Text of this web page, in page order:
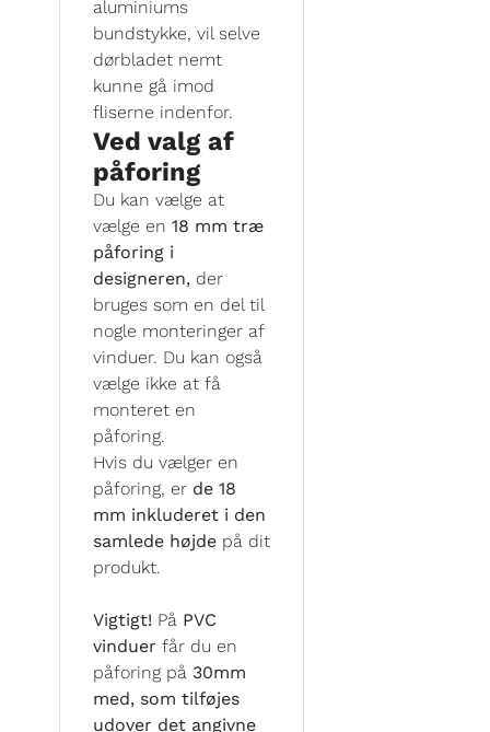
aluminiums
bundstykke, vil selve
dørbladet nemt
kunne gå imod
fliserne indenfor.
Ved valg af
påforing
Du kan vælge at
vælge en 18 mm træ
påforing i
designeren, der
bruges som en del til
nogle monteringer af
vinduer. Du kan også
vælge ikke at få
monteret en
påforing.
Hvis du vælger en
påforing, er de 18
mm inkluderet i den
samlede højde på dit
produkt.
Vigtigt! På PVC
vinduer får du en
påforing på 30mm
med, som tilføjes
udover det angivne